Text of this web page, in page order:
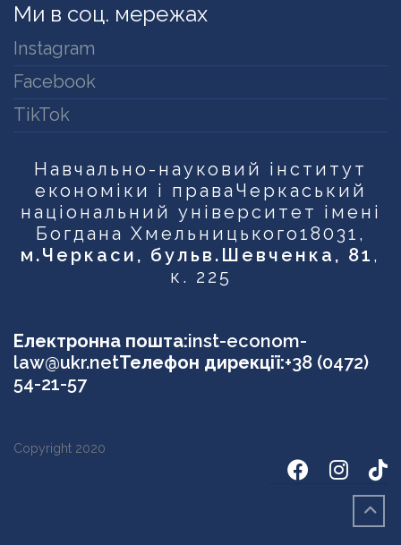
Ми в соц. мережах
Instagram
Facebook
TikTok
Навчально-науковий інститут
економіки і права Черкаський
національний університет імені
Богдана Хмельницького18031,
м.Черкаси, бульв.Шевченка, 81 ,
к. 225
Електронна пошта:inst-econom-
law@ukr.netТелефон дирекції:+38 (0472)
54-21-57
Copyright 2020